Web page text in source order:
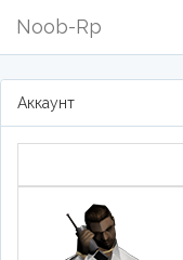
Noob-Rp
Аккаунт